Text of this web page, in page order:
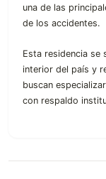
una de las
de los accidentes.
Esta residencia se
interior del país y
buscan
con respaldo